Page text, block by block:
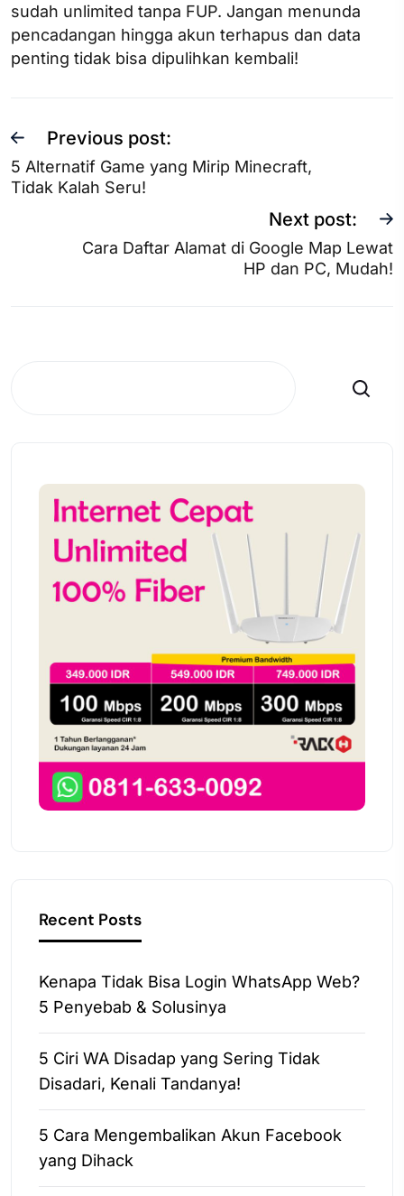
sudah unlimited tanpa FUP. Jangan menunda
pencadangan hingga akun terhapus dan data
penting tidak bisa dipulihkan kembali!
Previous post:
5 Alternatif Game yang Mirip Minecraft,
Tidak Kalah Seru!
Next post:
Cara Daftar Alamat di Google Map Lewat
HP dan PC, Mudah!
Search
Recent Posts
Kenapa Tidak Bisa Login WhatsApp Web?
5 Penyebab & Solusinya
5 Ciri WA Disadap yang Sering Tidak
Disadari, Kenali Tandanya!
5 Cara Mengembalikan Akun Facebook
yang Dihack